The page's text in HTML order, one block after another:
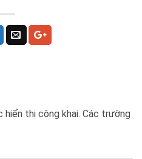
hiển thị công khai. Các trường